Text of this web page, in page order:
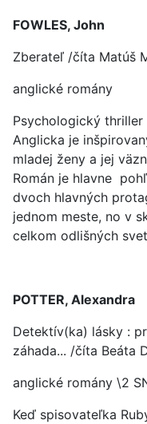
FOWLES, John
Zberateľ /číta Matúš
anglické romány
Psychologický
Anglicka je
mladej ženy a jej
Román je hlavne
dvoch hlavných
jednom meste, no v
celkom odlišných
POTTER, Alexandra
Detektív(ka) lásky :
záhada... /číta Beáta
anglické romány \2
Keď spisovateľka